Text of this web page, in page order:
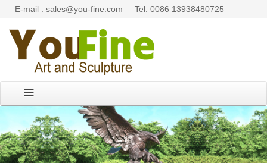
E-mail : sales@you-fine.com Tel: 0086 13938480725